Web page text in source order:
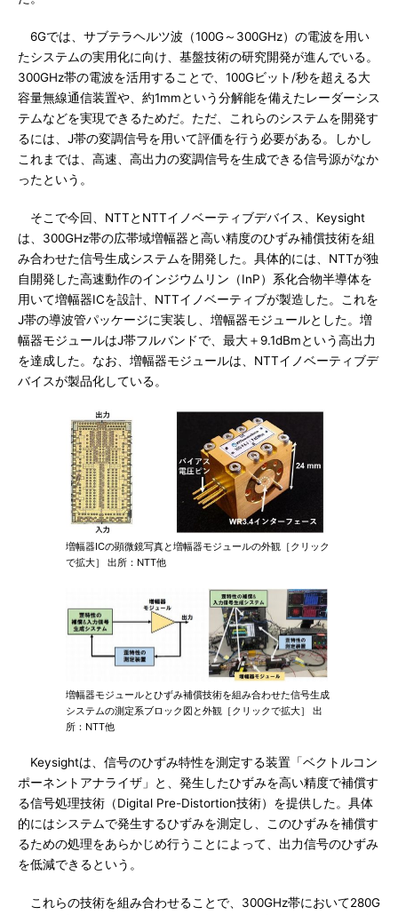
6Gでは、サブテラヘルツ波（100G～300GHz）の電波を用い
たシステムの実用化に向け、基盤技術の研究開発が進んでいる。
300GHz帯の電波を活用することで、100Gビット/秒を超える大
容量無線通信装置や、約1mmという分解能を備えたレーダーシス
テムなどを実現できるためだ。ただ、これらのシステムを開発す
るには、J帯の変調信号を用いて評価を行う必要がある。しかし
これまでは、高速、高出力の変調信号を生成できる信号源がなか
ったという。
そこで今回、NTTとNTTイノベーティブデバイス、Keysight
は、300GHz帯の広帯域増幅器と高い精度のひずみ補償技術を組
み合わせた信号生成システムを開発した。具体的には、NTTが独
自開発した高速動作のインジウムリン（InP）系化合物半導体を
用いて増幅器ICを設計、NTTイノベーティブが製造した。これを
J帯の導波管パッケージに実装し、増幅器モジュールとした。増
幅器モジュールはJ帯フルバンドで、最大＋9.1dBmという高出力
を達成した。なお、増幅器モジュールは、NTTイノベーティブデ
バイスが製品化している。
増幅器ICの顕微鏡写真と増幅器モジュールの外観［クリック
で拡大］ 出所：NTT他
増幅器モジュールとひずみ補償技術を組み合わせた信号生成
システムの測定系ブロック図と外観［クリックで拡大］ 出
所：NTT他
Keysightは、信号のひずみ特性を測定する装置「ベクトルコン
ポーネントアナライザ」と、発生したひずみを高い精度で補償す
る信号処理技術（Digital Pre-Distortion技術）を提供した。具体
的にはシステムで発生するひずみを測定し、このひずみを補償す
るための処理をあらかじめ行うことによって、出力信号のひずみ
を低減できるという。
これらの技術を組み合わせることで、300GHz帯において280G